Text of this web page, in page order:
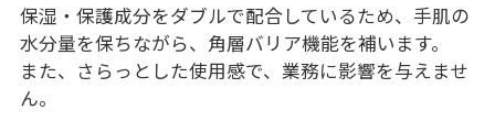
保湿・保護成分をダブルで配合しているため、手肌の
水分量を保ちながら、角層バリア機能を補います。
また、さらっとした使用感で、業務に影響を与えませ
ん。